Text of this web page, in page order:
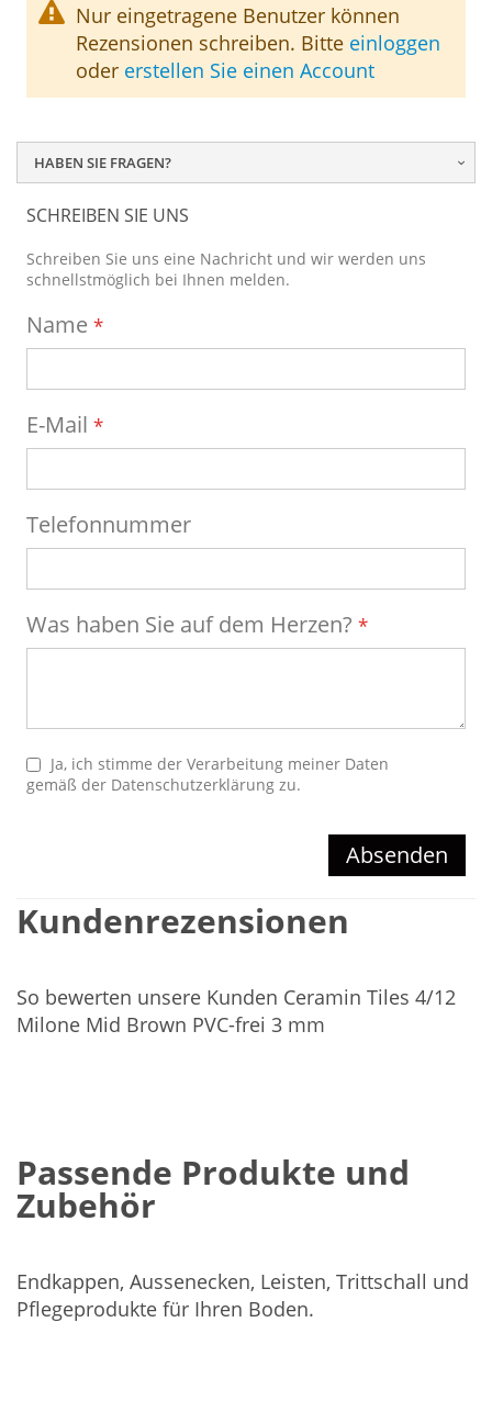
Nur eingetragene Benutzer können
Rezensionen schreiben. Bitte einloggen
oder erstellen Sie einen Account
HABEN SIE FRAGEN?
SCHREIBEN SIE UNS
Schreiben Sie uns eine Nachricht und wir werden uns
schnellstmöglich bei Ihnen melden.
Name
E-Mail
Telefonnummer
Was haben Sie auf dem Herzen?
Ja, ich stimme der Verarbeitung meiner Daten
gemäß der Datenschutzerklärung zu.
Absenden
Kundenrezensionen
So bewerten unsere Kunden Ceramin Tiles 4/12
Milone Mid Brown PVC-frei 3 mm
Passende Produkte und
Zubehör
Endkappen, Aussenecken, Leisten, Trittschall und
Pflegeprodukte für Ihren Boden.